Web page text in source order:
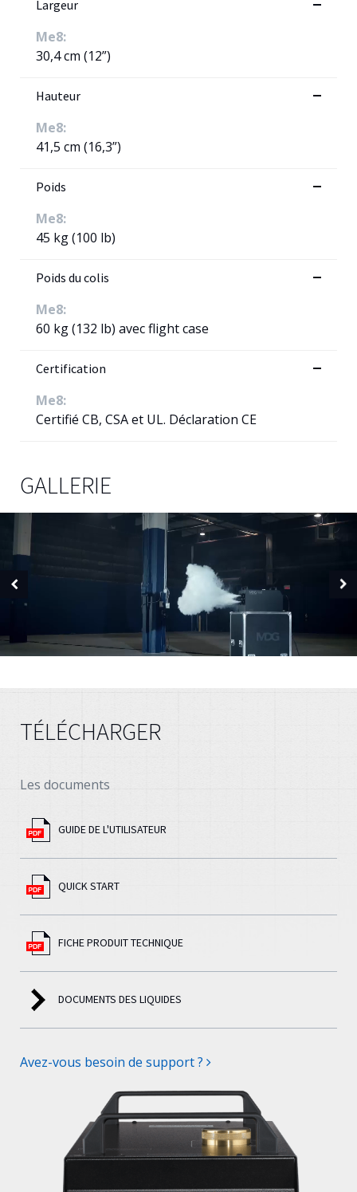
Largeur
Me8:
30,4 cm (12”)
Hauteur
Me8:
41,5 cm (16,3”)
Poids
Me8:
45 kg (100 lb)
Poids du colis
Me8:
60 kg (132 lb) avec flight case
Certification
Me8:
Certifié CB, CSA et UL. Déclaration CE
GALLERIE
TÉLÉCHARGER
Les documents
GUIDE DE L'UTILISATEUR
QUICK START
FICHE PRODUIT TECHNIQUE
DOCUMENTS DES LIQUIDES
Avez-vous besoin de support ?